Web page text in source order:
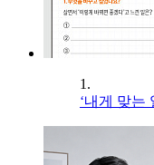
1.
‘내게 맞는